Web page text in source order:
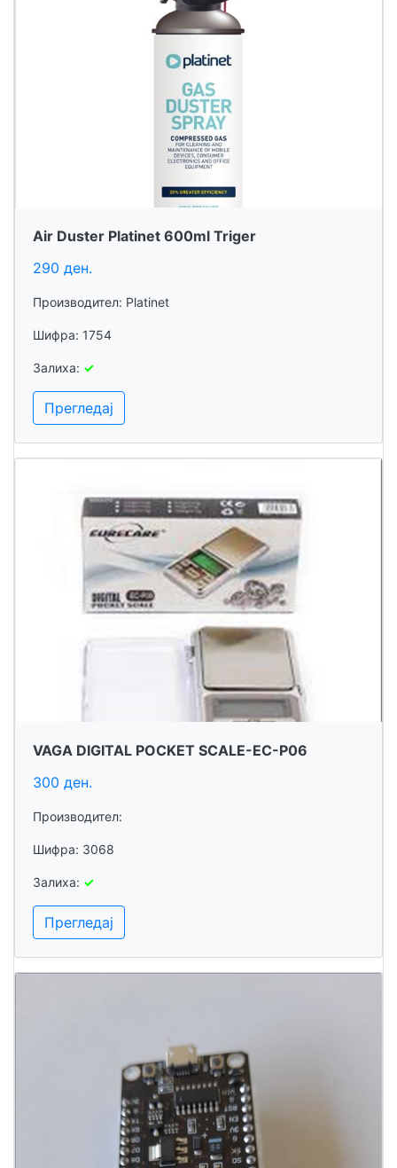
Air Duster Platinet 600ml Triger
290 ден.
Производител: Platinet
Шифра: 1754
Залиха: ✓
Прегледај
VAGA DIGITAL POCKET SCALE-EC-P06
300 ден.
Производител:
Шифра: 3068
Залиха: ✓
Прегледај